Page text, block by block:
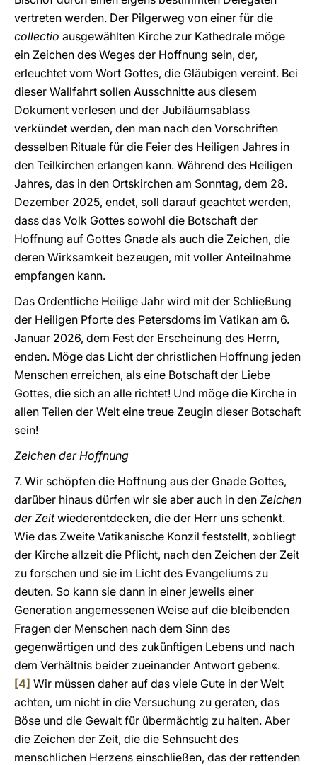
vertreten werden. Der Pilgerweg von einer für die
collectio ausgewählten Kirche zur Kathedrale möge
ein Zeichen des Weges der Hoffnung sein, der,
erleuchtet vom Wort Gottes, die Gläubigen vereint. Bei
dieser Wallfahrt sollen Ausschnitte aus diesem
Dokument verlesen und der Jubiläumsablass
verkündet werden, den man nach den Vorschriften
desselben Rituale für die Feier des Heiligen Jahres in
den Teilkirchen erlangen kann. Während des Heiligen
Jahres, das in den Ortskirchen am Sonntag, dem 28.
Dezember 2025, endet, soll darauf geachtet werden,
dass das Volk Gottes sowohl die Botschaft der
Hoffnung auf Gottes Gnade als auch die Zeichen, die
deren Wirksamkeit bezeugen, mit voller Anteilnahme
empfangen kann.
Das Ordentliche Heilige Jahr wird mit der Schließung
der Heiligen Pforte des Petersdoms im Vatikan am 6.
Januar 2026, dem Fest der Erscheinung des Herrn,
enden. Möge das Licht der christlichen Hoffnung jeden
Menschen erreichen, als eine Botschaft der Liebe
Gottes, die sich an alle richtet! Und möge die Kirche in
allen Teilen der Welt eine treue Zeugin dieser Botschaft
sein!
Zeichen der Hoffnung
7. Wir schöpfen die Hoffnung aus der Gnade Gottes,
darüber hinaus dürfen wir sie aber auch in den Zeichen
der Zeitwiederentdecken, die der Herr uns schenkt.
Wie das Zweite Vatikanische Konzil feststellt, »obliegt
der Kirche allzeit die Pflicht, nach den Zeichen der Zeit
zu forschen und sie im Licht des Evangeliums zu
deuten. So kann sie dann in einer jeweils einer
Generation angemessenen Weise auf die bleibenden
Fragen der Menschen nach dem Sinn des
gegenwärtigen und des zukünftigen Lebens und nach
dem Verhältnis beider zueinander Antwort geben«.
[4] Wir müssen daher auf das viele Gute in der Welt
achten, um nicht in die Versuchung zu geraten, das
Böse und die Gewalt für übermächtig zu halten. Aber
die Zeichen der Zeit, die die Sehnsucht des
menschlichen Herzens einschließen, das der rettenden